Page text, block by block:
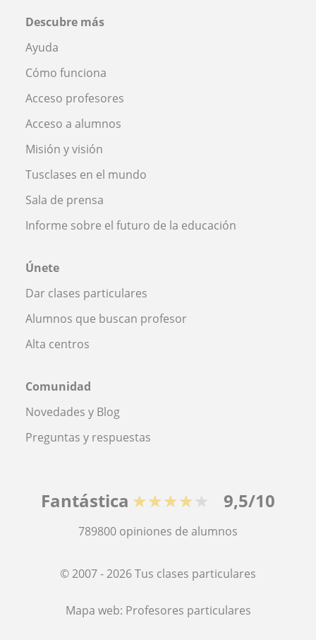
Descubre más
Ayuda
Cómo funciona
Acceso profesores
Acceso a alumnos
Misión y visión
Tusclases en el mundo
Sala de prensa
Informe sobre el futuro de la educación
Únete
Dar clases particulares
Alumnos que buscan profesor
Alta centros
Comunidad
Novedades y Blog
Preguntas y respuestas
Fantástica ★★★★★ 9,5/10
789800 opiniones de alumnos
© 2007 - 2026 Tus clases particulares
Mapa web: Profesores particulares